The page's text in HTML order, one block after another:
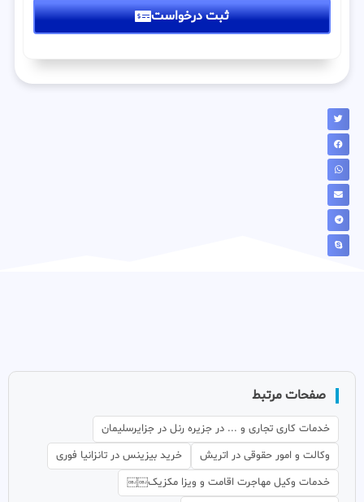
ثبت درخواست
صفحات مرتبط
خدمات کاری تجاری و ... در جزیره رنل در جزایرسلیمان
وکالت و امور حقوقی در اتریش
خرید بیزینس در تانزانیا فوری
خدمات وکیل مهاجرت اقامت و ویزا مکزیک￼￼